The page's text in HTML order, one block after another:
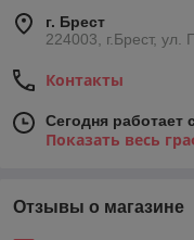
г. Брест
224003, г.Брест, ул.
Контакты
Сегодня работает
Показать весь
Отзывы о магазине